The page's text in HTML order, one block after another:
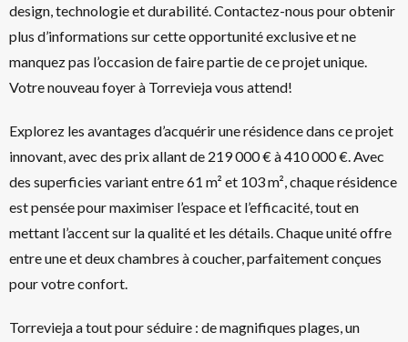
design, technologie et durabilité. Contactez-nous pour obtenir
plus d’informations sur cette opportunité exclusive et ne
manquez pas l’occasion de faire partie de ce projet unique.
Votre nouveau foyer à Torrevieja vous attend!
Explorez les avantages d’acquérir une résidence dans ce projet
innovant, avec des prix allant de 219 000 € à 410 000 €. Avec
des superficies variant entre 61 m² et 103 m², chaque résidence
est pensée pour maximiser l’espace et l’efficacité, tout en
mettant l’accent sur la qualité et les détails. Chaque unité offre
entre une et deux chambres à coucher, parfaitement conçues
pour votre confort.
Torrevieja a tout pour séduire : de magnifiques plages, un